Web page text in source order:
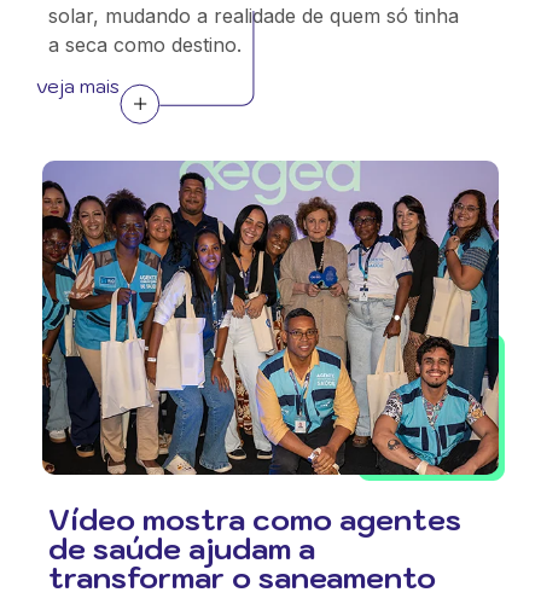
solar, mudando a realidade de quem só tinha
a seca como destino.
veja mais
Vídeo mostra como agentes
de saúde ajudam a
transformar o saneamento